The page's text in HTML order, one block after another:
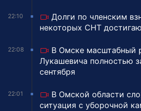
22:10
Долги по членским
некоторых СНТ
22:08
В Омске масштабный
Лукашевича полностью
сентября
22:01
В Омской области
ситуация с уборочной